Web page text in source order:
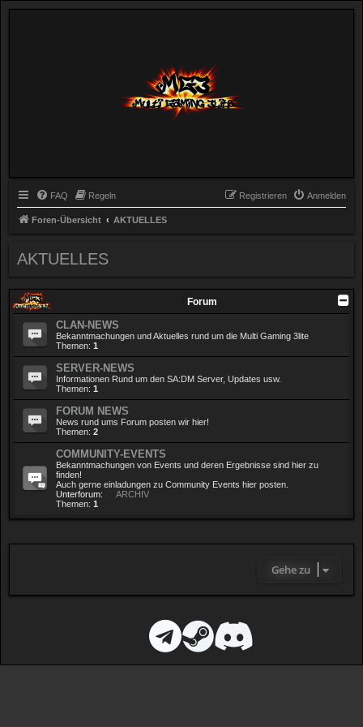
FAQ Regeln Anmelden
Registrieren
Foren-Übersicht AKTUELLES
AKTUELLES
Forum
CLAN-NEWS
Bekanntmachungen und Aktuelles rund um die Multi Gaming 3lite
Themen: 1
SERVER-NEWS
Informationen Rund um den SA:DM Server, Updates usw.
Themen: 1
FORUM NEWS
News rund ums Forum posten wir hier!
Themen: 2
COMMUNITY-EVENTS
Bekanntmachungen von Events und deren Ergebnisse sind hier zu
finden!
Auch gerne einladungen zu Community Events hier posten.
Unterforum:
ARCHIV
Themen: 1
Gehe zu
i
T
e
S
t
D
i